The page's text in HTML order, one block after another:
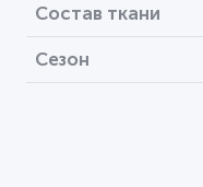
Состав ткани
Сезон